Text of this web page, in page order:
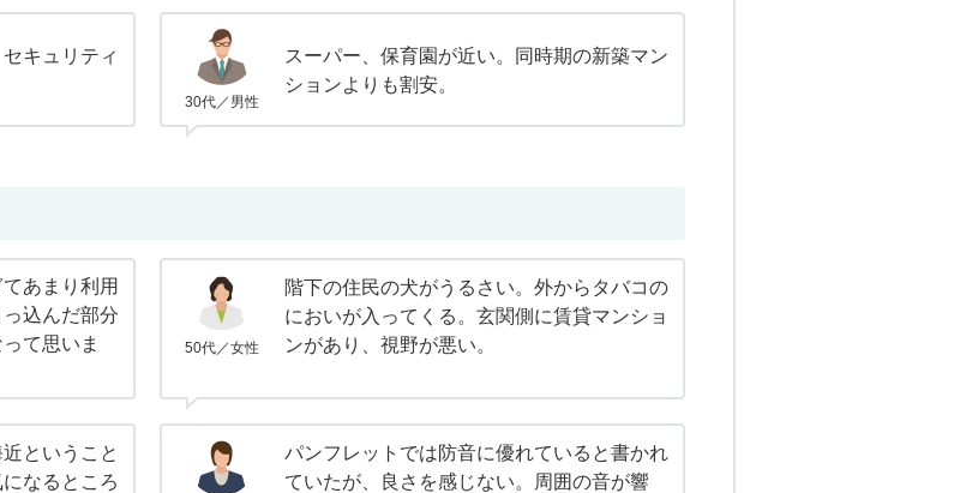
キュリティ
30代／男性
スーパー、保育園が近い。同時期の新築マン
ションよりも割安。
あまり利用
込んだ部分
て思いま
50代／女性
階下の住民の犬がうるさい。外からタバコの
においが入ってくる。玄関側に賃貸マンショ
ンがあり、視野が悪い。
ということ
なるところ
パンフレットでは防音に優れていると書かれ
ていたが、良さを感じない。周囲の音が響